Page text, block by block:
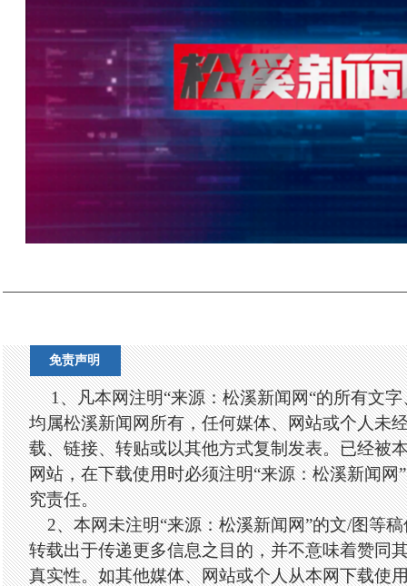
免责声明
1、凡本网注明“来源：松溪新闻网“的所有文
均属松溪新闻网所有，任何媒体、网站或个人未
载、链接、转贴或以其他方式复制发表。已经被
网站，在下载使用时必须注明“来源：松溪新闻网
究责任。
2、本网未注明“来源：松溪新闻网”的文/图等稿
转载出于传递更多信息之目的，并不意味着赞同
真实性。如其他媒体、网站或个人从本网下载使